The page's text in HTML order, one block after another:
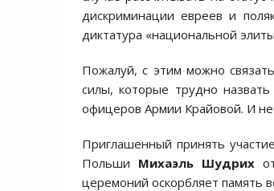
дискриминации евреев и
диктатура «национальной
Пожалуй, с этим можно
силы, которые трудно
офицеров Армии Крайовой. И
Приглашенный принять
Польши Михаэль Шудрих
церемоний оскорбляет память